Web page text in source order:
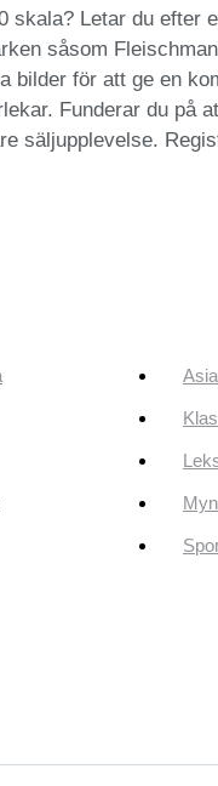
skala? Letar du efter
såsom
bilder för att ge en
Funderar du på
säljupplevelse.